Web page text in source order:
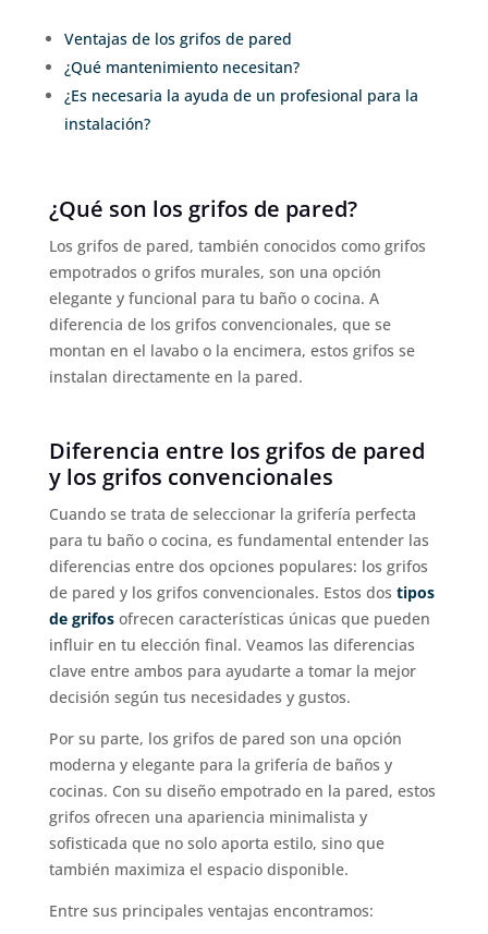
Ventajas de los grifos de pared
¿Qué mantenimiento necesitan?
¿Es necesaria la ayuda de un profesional para la
instalación?
¿Qué son los grifos de pared?
Los grifos de pared, también conocidos como grifos
empotrados o grifos murales, son una opción
elegante y funcional para tu baño o cocina. A
diferencia de los grifos convencionales, que se
montan en el lavabo o la encimera, estos grifos se
instalan directamente en la pared.
Diferencia entre los grifos de pared
y los grifos convencionales
Cuando se trata de seleccionar la grifería perfecta
para tu baño o cocina, es fundamental entender las
diferencias entre dos opciones populares: los grifos
de pared y los grifos convencionales. Estos dos tipos
de grifosofrecen características únicas que pueden
influir en tu elección final. Veamos las diferencias
clave entre ambos para ayudarte a tomar la mejor
decisión según tus necesidades y gustos.
Por su parte, los grifos de pared son una opción
moderna y elegante para la grifería de baños y
cocinas. Con su diseño empotrado en la pared, estos
grifos ofrecen una apariencia minimalista y
sofisticada que no solo aporta estilo, sino que
también maximiza el espacio disponible.
Entre sus principales ventajas encontramos: